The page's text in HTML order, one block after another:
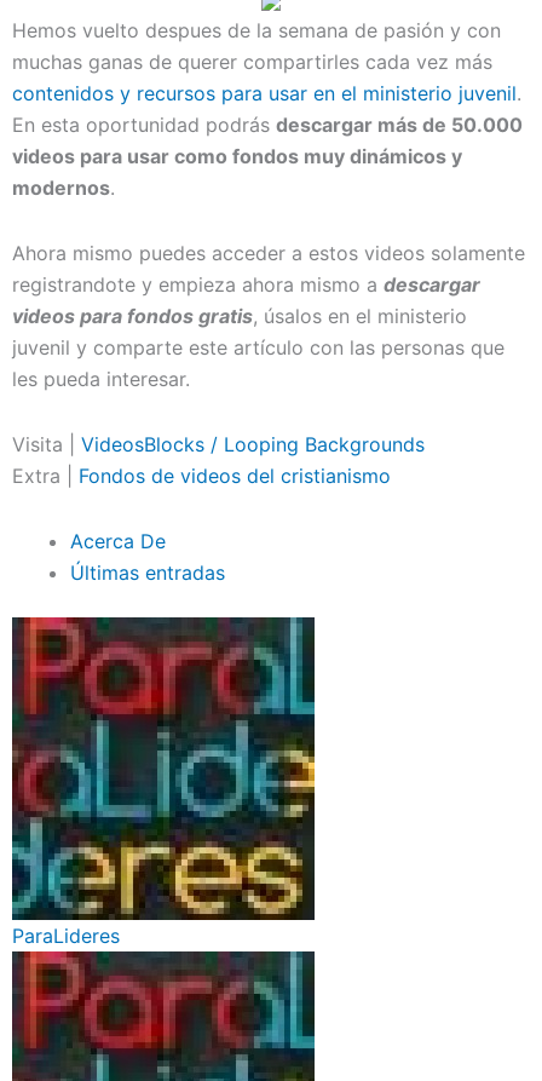
Hemos vuelto despues de la semana de pasión y con
muchas ganas de querer compartirles cada vez más
contenidos y recursos para usar en el ministerio juvenil.
En esta oportunidad podrás descargar más de 50.000
videos para usar como fondos muy dinámicos y
modernos.
Ahora mismo puedes acceder a estos videos solamente
registrandote y empieza ahora mismo a descargar
videos para fondos gratis, úsalos en el ministerio
juvenil y comparte este artículo con las personas que
les pueda interesar.
Visita | VideosBlocks / Looping Backgrounds
Extra | Fondos de videos del cristianismo
Acerca De
Últimas entradas
ParaLideres